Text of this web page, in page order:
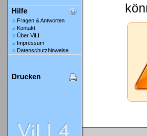
Hilfe
Fragen & Antworten
Kontakt
Über ViLI
Impressum
Datenschutzhinweise
Drucken